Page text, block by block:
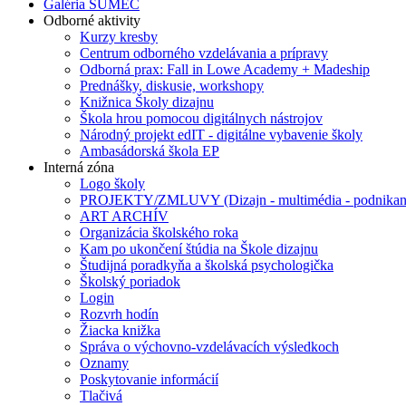
Galéria SUMEC
Odborné aktivity
Kurzy kresby
Centrum odborného vzdelávania a prípravy
Odborná prax: Fall in Lowe Academy + Madeship
Prednášky, diskusie, workshopy
Knižnica Školy dizajnu
Škola hrou pomocou digitálnych nástrojov
Národný projekt edIT - digitálne vybavenie školy
Ambasádorská škola EP
Interná zóna
Logo školy
PROJEKTY/ZMLUVY (Dizajn - multimédia -
ART ARCHÍV
Organizácia školského roka
Kam po ukončení štúdia na Škole dizajnu
Študijná poradkyňa a školská psychologička
Školský poriadok
Login
Rozvrh hodín
Žiacka knižka
Správa o výchovno-vzdelávacích výsledkoch
Oznamy
Poskytovanie informácií
Tlačivá